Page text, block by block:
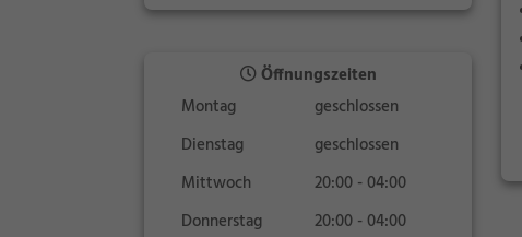
Öffnungszeiten
Montag
geschlossen
Dienstag
geschlossen
Mittwoch
20:00 - 04:00
Donnerstag
20:00 - 04:00